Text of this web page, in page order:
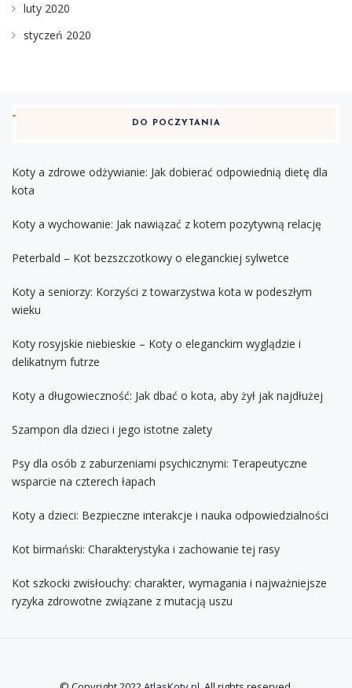
luty 2020
styczeń 2020
DO POCZYTANIA
Koty a zdrowe odżywianie: Jak dobierać odpowiednią dietę dla
kota
Koty a wychowanie: Jak nawiązać z kotem pozytywną relację
Peterbald – Kot bezszczotkowy o eleganckiej sylwetce
Koty a seniorzy: Korzyści z towarzystwa kota w podeszłym
wieku
Koty rosyjskie niebieskie – Koty o eleganckim wyglądzie i
delikatnym futrze
Koty a długowieczność: Jak dbać o kota, aby żył jak najdłużej
Szampon dla dzieci i jego istotne zalety
Psy dla osób z zaburzeniami psychicznymi: Terapeutyczne
wsparcie na czterech łapach
Koty a dzieci: Bezpieczne interakcje i nauka odpowiedzialności
Kot birmański: Charakterystyka i zachowanie tej rasy
Kot szkocki zwisłouchy: charakter, wymagania i najważniejsze
ryzyka zdrowotne związane z mutacją uszu